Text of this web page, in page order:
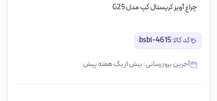
چراغ آویز کریستال کپ مدل G25
کد کالا:bsbi-4615
آخرین بروزرسانی: بیش از یک هفته پیش